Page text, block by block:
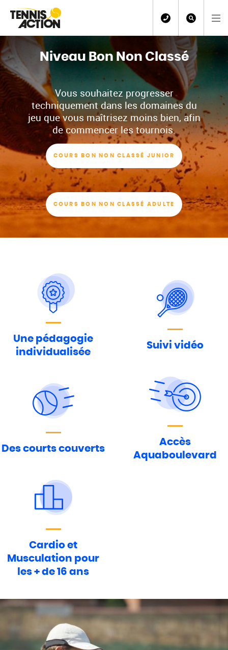
Niveau Bon Non Classé
Vous souhaitez progresser
techniquement dans les domaines du
jeu que vous maîtrisez moins bien, afin
de commencer les tournois.
COURS BON NON CLASSÉ JUNIOR
COURS BON NON CLASSÉ ADULTE
Une pédagogie
individualisée
Suivi vidéo
Des courts couverts
Accès
Aquaboulevard
Cardio et
Musculation pour
les + de 16 ans